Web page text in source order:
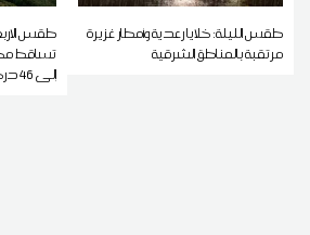
طقس الليلة: خلايا رعدية وأمطار غزيرة
مرتقبة بالمناطق الشرقية
طقس
تساقط
إلى 46 درجة